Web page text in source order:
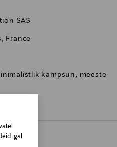
igal
SAS
France
kampsun, meeste